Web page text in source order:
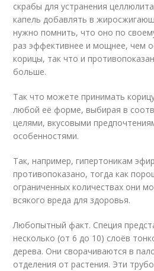
скрабы для устранения
капель добавлять в
нужно помнить, что оно по
раз эффективнее и мощнее, чем
корицы, так что и
больше.
Так что можете принимать
любой её форме, выбирая в
целями, вкусовыми
особенностями.
Так, например, гипертоникам
противопоказано, тогда как
ограниченных количествах они
всякого вреда для здоровья.
Любопытный факт. Специя
несколько (от 6 до 10) слоёв
дерева. Они сворачиваются в
отделения от растения. Эти